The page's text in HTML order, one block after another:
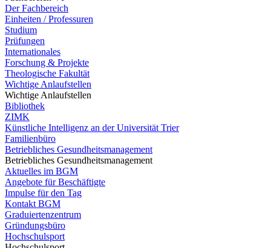
Der Fachbereich
Einheiten / Professuren
Studium
Prüfungen
Internationales
Forschung & Projekte
Theologische Fakultät
Wichtige Anlaufstellen
Wichtige Anlaufstellen
Bibliothek
ZIMK
Künstliche Intelligenz an der Universität Trier
Familienbüro
Betriebliches Gesundheitsmanagement
Betriebliches Gesundheitsmanagement
Aktuelles im BGM
Angebote für Beschäftigte
Impulse für den Tag
Kontakt BGM
Graduiertenzentrum
Gründungsbüro
Hochschulsport